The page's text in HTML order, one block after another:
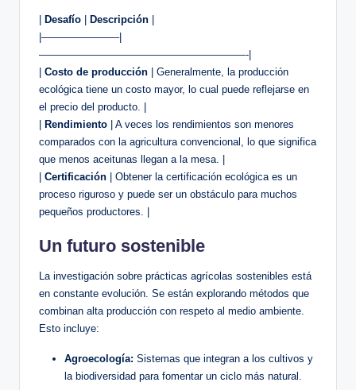
Desafío Descripción
|———————–|
————————————————————-|
Costo de producción | Generalmente, la producción
ecológica tiene un costo mayor, lo cual puede reflejarse en
el precio del producto. |
Rendimiento | A veces los rendimientos son menores
comparados con la agricultura convencional, lo que significa
que menos aceitunas llegan a la mesa. |
Certificación | Obtener la certificación ecológica es un
proceso riguroso y puede ser un obstáculo para muchos
pequeños productores. |
Un futuro sostenible
La investigación sobre prácticas agrícolas sostenibles está
en constante evolución. Se están explorando métodos que
combinan alta producción con respeto al medio ambiente.
Esto incluye:
Agroecología: Sistemas que integran a los cultivos y
la biodiversidad para fomentar un ciclo más natural.